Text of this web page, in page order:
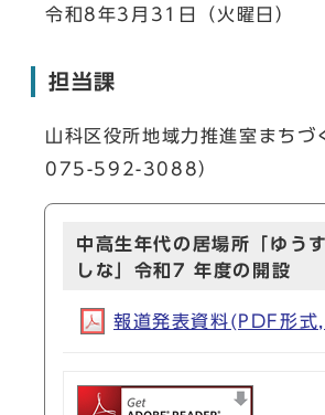
令和8年3月31日（火曜日）
担当課
山科区役所地域力推進室まちづ
075-592-3088）
中高生年代の居場所「ゆう
しな」令和7 年度の開設
報道発表資料(PDF形